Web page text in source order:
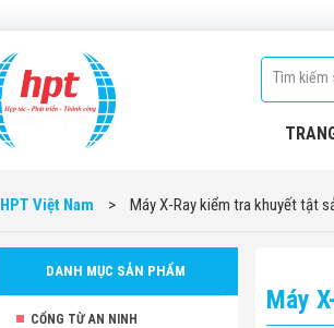
HPT Việt Nam > Máy X-Ray kiểm tra khuyết tật
DANH MỤC SẢN PHẨM
CỔNG TỪ AN NINH
Máy